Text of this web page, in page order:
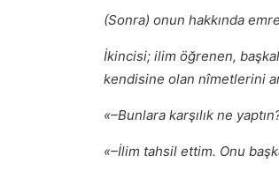
(Sonra) onun hakkında
İkincisi; ilim öğrenen,
kendisine olan nîmetlerini
«–Bunlara karşılık ne
«–İlim tahsil ettim. Onu